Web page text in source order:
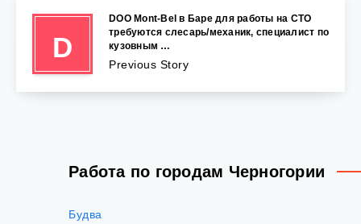
D
DOO Mont-Bel в Баре для работы на СТО
требуются слесарь/механик, специалист по
кузовным …
Previous Story
Работа по городам Черногории
Будва